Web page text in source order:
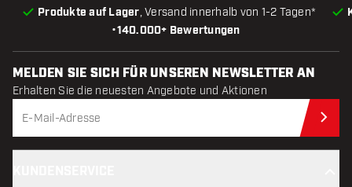
•140.000+ Bewertungen
Produkte auf Lager, Versand innerhalb von 1-2 Tagen*
MELDEN SIE SICH FÜR UNSEREN NEWSLETTER AN
Erhalten Sie die neuesten Angebote und Aktionen